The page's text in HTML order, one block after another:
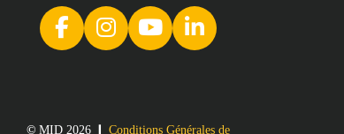
©MID 2026 ❙ Conditions Générales de